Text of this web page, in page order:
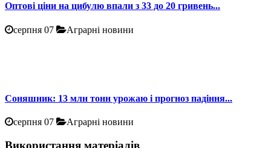
Оптові ціни на цибулю впали з 33 до 20 гривень...
серпня 07 Аграрні новини
Соняшник: 13 млн тонн урожаю і прогноз падіння...
серпня 07 Аграрні новини
Використання матеріалів